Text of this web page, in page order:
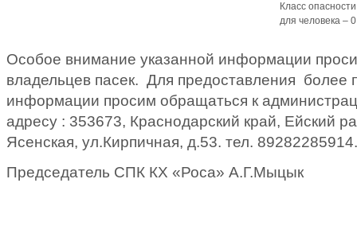
Класс опасности
для человека –
Особое внимание указанной информации
владельцев пасек. Для предоставления более
информации просим обращаться к
адресу : 353673, Краснодарский край, Ейский
Ясенская, ул.Кирпичная, д.53. тел. 89282285914.
Председатель СПК КХ «Роса» А.Г.Мыцык